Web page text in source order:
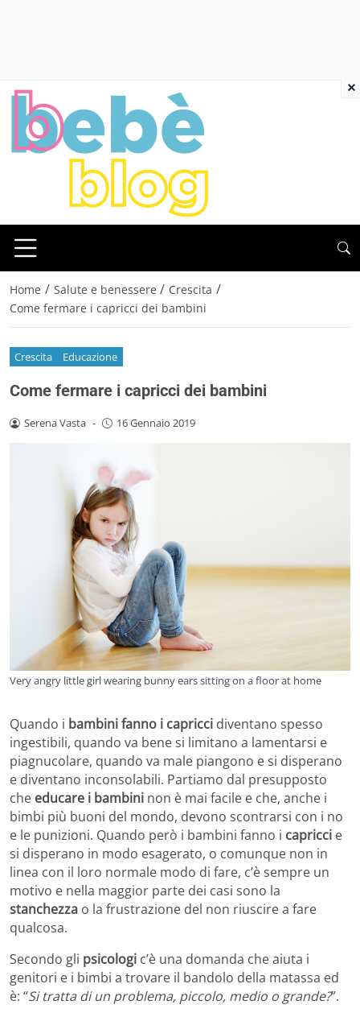
Home / Salute e benessere / Crescita /
Come fermare i capricci dei bambini
Crescita Educazione
Come fermare i capricci dei bambini
Serena Vasta - 16 Gennaio 2019
Very angry little girl wearing bunny ears sitting on a floor at home
Quando i bambini fanno i capricci diventano spesso
ingestibili, quando va bene si limitano a lamentarsi e
piagnucolare, quando va male piangono e si disperano
e diventano inconsolabili. Partiamo dal presupposto
che educare i bambini non è mai facile e che, anche i
bimbi più buoni del mondo, devono scontrarsi con i no
e le punizioni. Quando però i bambini fanno i capricci e
si disperano in modo esagerato, o comunque non in
linea con il loro normale modo di fare, c’è sempre un
motivo e nella maggior parte dei casi sono la
stanchezza o la frustrazione del non riuscire a fare
qualcosa.
Secondo gli psicologi c’è una domanda che aiuta i
genitori e i bimbi a trovare il bandolo della matassa ed
è: “Si tratta di un problema, piccolo, medio o grande?”.
×